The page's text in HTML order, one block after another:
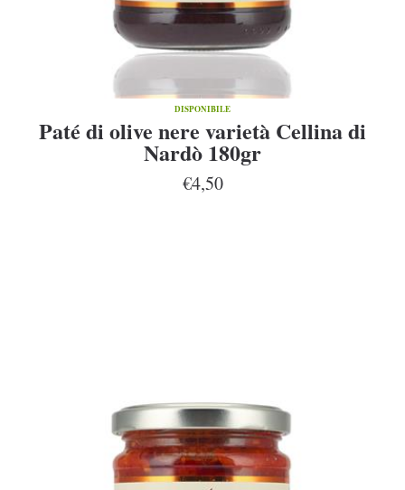
DISPONIBILE
Paté di olive nere varietà Cellina di
Nardò 180gr
€4,50